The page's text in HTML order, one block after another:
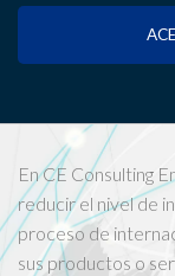
En CE Consulting
reducir el nivel de
proceso de
sus productos o